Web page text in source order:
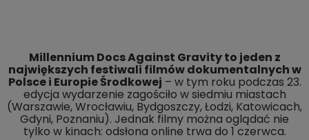
Millennium Docs Against Gravity to jeden z
największych festiwali filmów dokumentalnych w
Polsce i Europie Środkowej – w tym roku podczas 23.
edycja wydarzenie zagościło w siedmiu miastach
(Warszawie, Wrocławiu, Bydgoszczy, Łodzi, Katowicach,
Gdyni, Poznaniu). Jednak filmy można oglądać nie
tylko w kinach: odsłona online trwa do 1 czerwca.